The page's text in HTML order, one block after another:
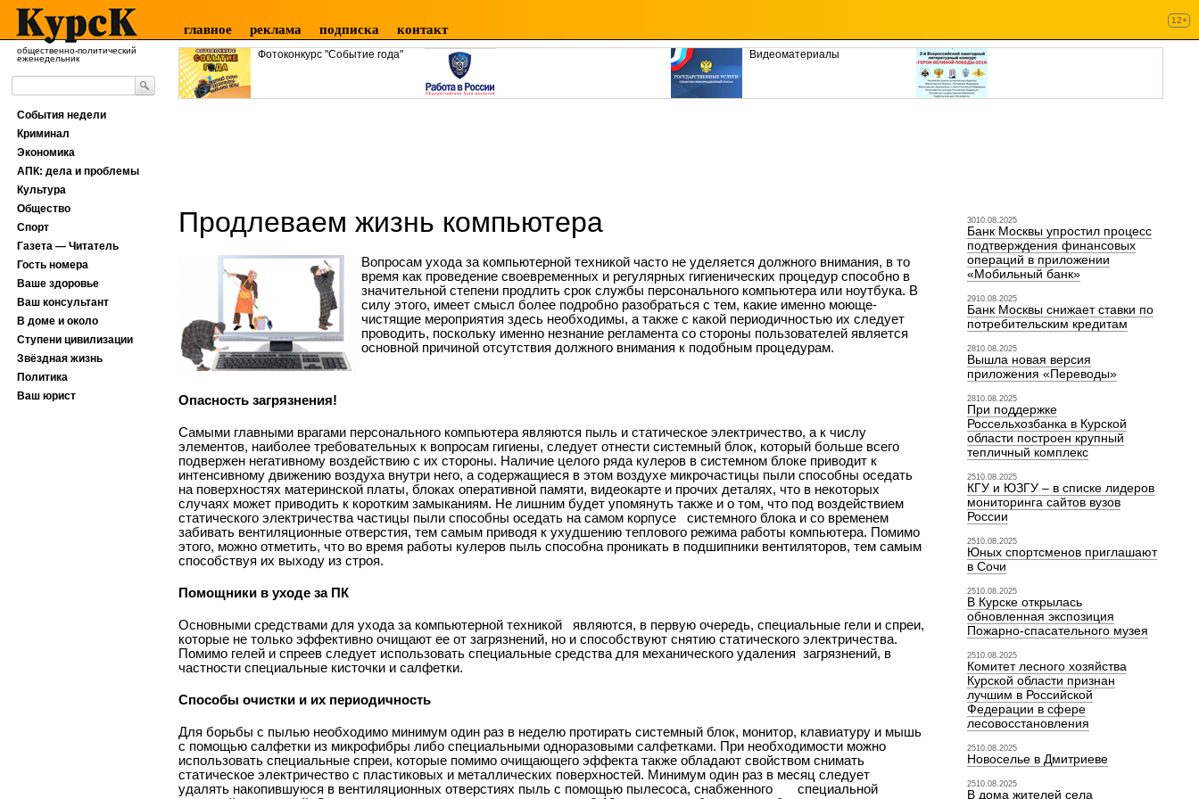
общественно-политический
еженедельник
главное реклама подписка контакт
12+
Фотоконкурс "Событие года" Видеоматериалы
Продлеваем жизнь компьютера
Вопросам ухода за компьютерной техникой часто не уделяется должного внимания, в то
время как проведение своевременных и регулярных гигиенических процедур способно в
значительной степени продлить срок службы персонального компьютера или ноутбука. В
силу этого, имеет смысл более подробно разобраться с тем, какие именно моюще-
чистящие мероприятия здесь необходимы, а также с какой периодичностью их следует
проводить, поскольку именно незнание регламента со стороны пользователей является
основной причиной отсутствия должного внимания к подобным процедурам.
Опасность загрязнения!
Самыми главными врагами персонального компьютера являются пыль и статическое электричество, а к числу
элементов, наиболее требовательных к вопросам гигиены, следует отнести системный блок, который больше всего
подвержен негативному воздействию с их стороны. Наличие целого ряда кулеров в системном блоке приводит к
интенсивному движению воздуха внутри него, а содержащиеся в этом воздухе микрочастицы пыли способны оседать
на поверхностях материнской платы, блоках оперативной памяти, видеокарте и прочих деталях, что в некоторых
случаях может приводить к коротким замыканиям. Не лишним будет упомянуть также и о том, что под воздействием
статического электричества частицы пыли способны оседать на самом корпусе
системного блока и со временем
забивать вентиляционные отверстия, тем самым приводя к ухудшению теплового режима работы компьютера. Помимо
этого, можно отметить, что во время работы кулеров пыль способна проникать в подшипники вентиляторов, тем самым
способствуя их выходу из строя.
Помощники в уходе за ПК
Основными средствами для ухода за компьютерной техникой
являются, в первую очередь, специальные гели и спреи,
которые не только эффективно очищают ее от загрязнений, но и способствуют снятию статического электричества.
Помимо гелей и спреев следует использовать специальные средства для механического удаления загрязнений, в
частности специальные кисточки и салфетки.
Способы очистки и их периодичность
Для борьбы с пылью необходимо минимум один раз в неделю протирать системный блок, монитор, клавиатуру и мышь
с помощью салфетки из микрофибры либо специальными одноразовыми салфетками. При необходимости можно
использовать специальные спреи, которые помимо очищающего эффекта также обладают свойством снимать
статическое электричество с пластиковых и металлических поверхностей. Минимум один раз в месяц следует
удалять накопившуюся в вентиляционных отверстиях пыль с помощью пылесоса, снабженного
специальной
3010.08.2025
Банк Москвы упростил процесс
подтверждения финансовых
операций в приложении
«Мобильный банк»
2910.08.2025
Банк Москвы снижает ставки по
потребительским кредитам
2810.08.2025
Вышла новая версия
приложения «Переводы»
2810.08.2025
При поддержке
Россельхозбанка в Курской
области построен крупный
тепличный комплекс
2510.08.2025
КГУ и ЮЗГУ – в списке лидеров
мониторинга сайтов вузов
России
2510.08.2025
Юных спортсменов приглашают
в Сочи
2510.08.2025
В Курске открылась
обновленная экспозиция
Пожарно-спасательного музея
2510.08.2025
Комитет лесного хозяйства
Курской области признан
лучшим в Российской
Федерации в сфере
лесовосстановления
2510.08.2025
Новоселье в Дмитриеве
2510.08.2025
В дома жителей села
События недели
Криминал
Экономика
АПК: дела и проблемы
Культура
Общество
Спорт
Газета — Читатель
Гость номера
Ваше здоровье
Ваш консультант
В доме и около
Ступени цивилизации
Звёздная жизнь
Политика
Ваш юрист